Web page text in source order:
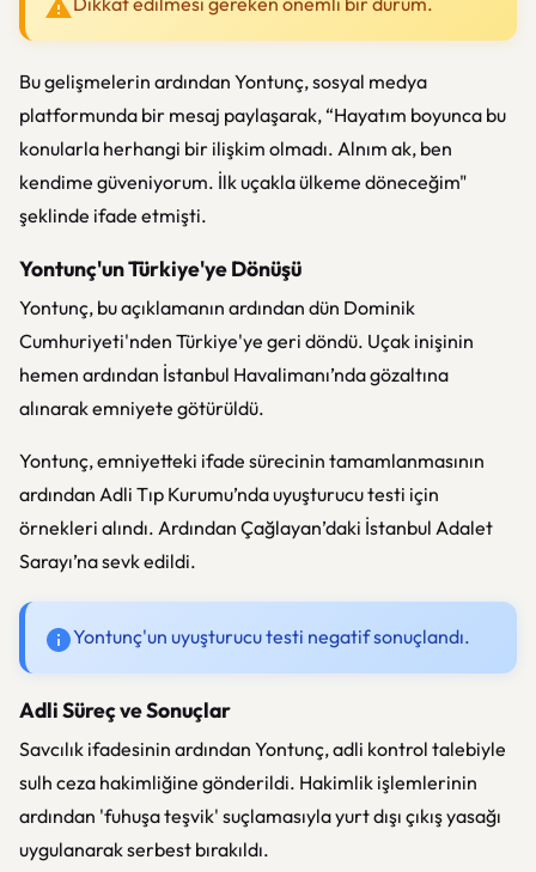
Bu gelişmelerin ardından Yontunç, sosyal medya
platformunda bir mesaj paylaşarak, “Hayatım boyunca bu
konularla herhangi bir ilişkim olmadı. Alnım ak, ben
kendime güveniyorum. İlk uçakla ülkeme döneceğim"
şeklinde ifade etmişti.
Yontunç'un Türkiye'ye Dönüşü
Yontunç, bu açıklamanın ardından dün Dominik
Cumhuriyeti'nden Türkiye'ye geri döndü. Uçak inişinin
hemen ardından İstanbul Havalimanı’nda gözaltına
alınarak emniyete götürüldü.
Yontunç, emniyetteki ifade sürecinin tamamlanmasının
ardından Adli Tıp Kurumu’nda uyuşturucu testi için
örnekleri alındı. Ardından Çağlayan’daki İstanbul Adalet
Sarayı’na sevk edildi.
Yontunç'un uyuşturucu testi negatif sonuçlandı.
Adli Süreç ve Sonuçlar
Savcılık ifadesinin ardından Yontunç, adli kontrol talebiyle
sulh ceza hakimliğine gönderildi. Hakimlik işlemlerinin
ardından 'fuhuşa teşvik' suçlamasıyla yurt dışı çıkış yasağı
uygulanarak serbest bırakıldı.